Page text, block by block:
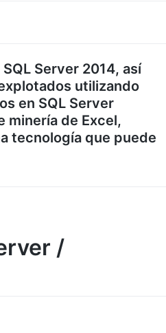
Server 2014, así
utilizando
en SQL Server
minería de Excel,
tecnología que puede
/